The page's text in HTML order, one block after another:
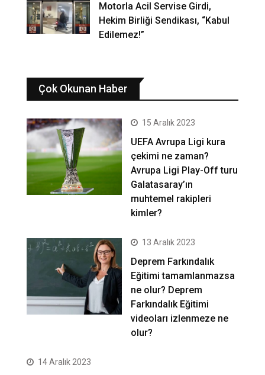
Motorla Acil Servise Girdi,
Hekim Birliği Sendikası, “Kabul
Edilemez!”
Çok Okunan Haber
15 Aralık 2023
UEFA Avrupa Ligi kura
çekimi ne zaman?
Avrupa Ligi Play-Off turu
Galatasaray’ın
muhtemel rakipleri
kimler?
13 Aralık 2023
Deprem Farkındalık
Eğitimi tamamlanmazsa
ne olur? Deprem
Farkındalık Eğitimi
videoları izlenmeze ne
olur?
14 Aralık 2023